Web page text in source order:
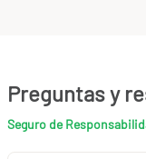
Preguntas y
Seguro de